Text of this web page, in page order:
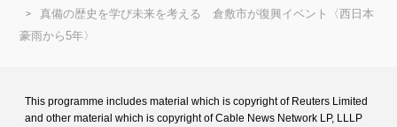
真備の歴史を学び未来を考える 倉敷市が復興イベント〈西日本
豪雨から5年〉
This programme includes material which is copyright of Reuters Limited
and other material which is copyright of Cable News Network LP, LLLP